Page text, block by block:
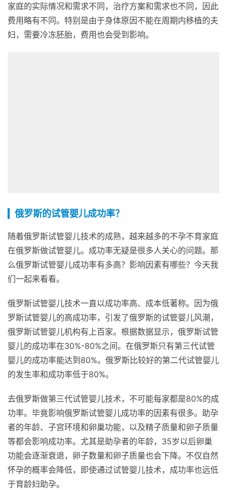
家庭的实际情况和需求不同，治疗方案和需求也不同，因此
费用略有不同。特别是由于身体原因不能在周期内移植的夫
妇，需要冷冻胚胎，费用也会受到影响。
俄罗斯的试管婴儿成功率？
随着俄罗斯试管婴儿技术的成熟，越来越多的不孕不育家庭
在俄罗斯做试管婴儿。成功率无疑是很多人关心的问题。那
么俄罗斯试管婴儿成功率有多高？影响因素有哪些？今天我
们一起来看看。
俄罗斯试管婴儿技术一直以成功率高、成本低著称。因为俄
罗斯试管婴儿的高成功率，引发了俄罗斯的试管婴儿风潮，
俄罗斯试管婴儿机构有上百家。根据数据显示，俄罗斯试管
婴儿的成功率在30%-80%之间。在俄罗斯只有第三代试管
婴儿的成功率能达到80%。俄罗斯比较好的第二代试管婴儿
的发生率和成功率低于80%。
去俄罗斯做第三代试管婴儿技术，不可能每家都是80%的成
功率。毕竟影响俄罗斯试管婴儿成功率的因素有很多。助孕
者的年龄、子宫环境和卵巢功能，以及精子质量和卵子质量
等都会影响成功率。尤其是助孕者的年龄，35岁以后卵巢
功能会逐渐衰退，卵子数量和卵子质量也会下降。不仅自然
怀孕的概率会降低，即使通过试管婴儿技术，成功率也远低
于育龄妇助孕。